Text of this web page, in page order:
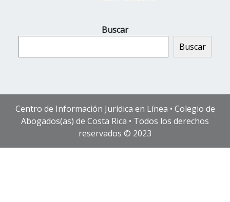
Buscar
Buscar
Centro de Información Jurídica en Línea • Colegio de
Abogados(as) de Costa Rica • Todos los derechos
reservados © 2023